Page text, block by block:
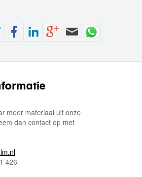
meer materiaal uit onze
dan contact op met
426